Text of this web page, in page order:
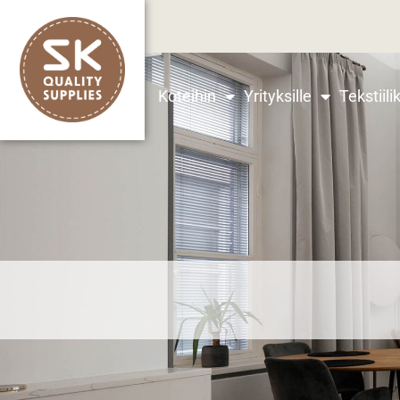
Ohjeet tilaamiseen
Koteihin Yrityksille